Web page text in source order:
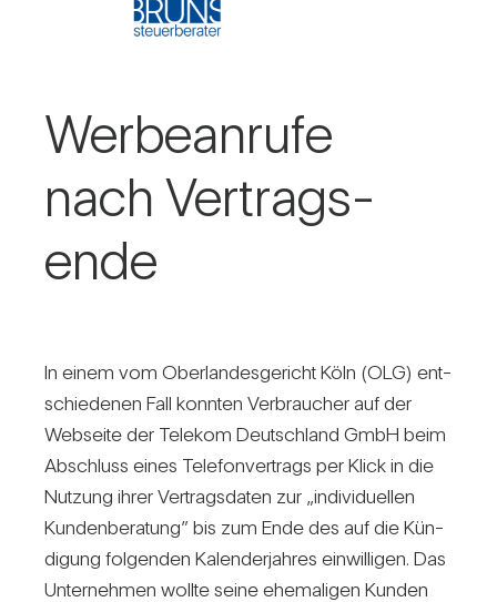
Wer­be­an­rufe
nach Ver­trags­
ende
In einem vom Ober­lan­des­ge­richt Köln (OLG) ent­
schie­denen Fall konnten Ver­brau­cher auf der
Web­seite der Telekom Deutsch­land GmbH beim
Abschluss eines Tele­fon­ver­trags per Klick in die
Nut­zung ihrer Ver­trags­daten zur „indi­vi­du­ellen
Kun­den­be­ra­tung” bis zum Ende des auf die Kün­
di­gung fol­genden Kalen­der­jahres ein­wil­ligen. Das
Unter­nehmen wollte seine ehe­ma­ligen Kunden